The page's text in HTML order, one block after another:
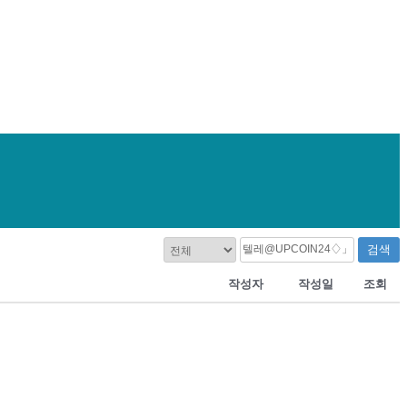
검색
작성자 작성일 조회